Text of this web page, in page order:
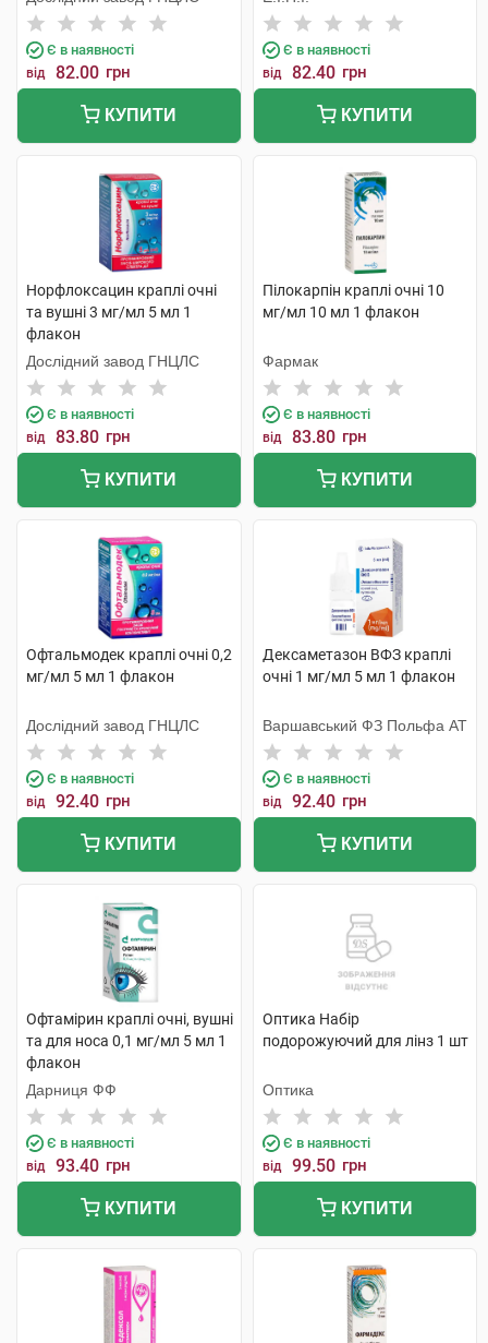
Є в наявності
від 82.00 грн
КУПИТИ
Є в наявності
від 82.40 грн
КУПИТИ
Норфлоксацин краплі очні
та вушні 3 мг/мл 5 мл 1
флакон
Дослідний завод ГНЦЛС
Є в наявності
від 83.80 грн
КУПИТИ
Пілокарпін краплі очні 10
мг/мл 10 мл 1 флакон
Фармак
Є в наявності
від 83.80 грн
КУПИТИ
Офтальмодек краплі очні 0,2
мг/мл 5 мл 1 флакон
Дослідний завод ГНЦЛС
Є в наявності
від 92.40 грн
КУПИТИ
Дексаметазон ВФЗ краплі
очні 1 мг/мл 5 мл 1 флакон
Варшавський ФЗ Польфа АТ
Є в наявності
від 92.40 грн
КУПИТИ
Офтамірин краплі очні, вушні
та для носа 0,1 мг/мл 5 мл 1
флакон
Дарниця ФФ
Є в наявності
від 93.40 грн
КУПИТИ
Оптика Набір
подорожуючий для лінз 1 шт
Оптика
Є в наявності
від 99.50 грн
КУПИТИ